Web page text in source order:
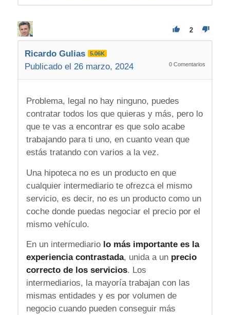
2
Ricardo Gulias 5.06K
Publicado el 26 marzo, 2024 0 Comentarios
Problema, legal no hay ninguno, puedes
contratar todos los que quieras y más, pero lo
que te vas a encontrar es que solo acabe
trabajando para ti uno, en cuanto vean que
estás tratando con varios a la vez.
Una hipoteca no es un producto en que
cualquier intermediario te ofrezca el mismo
servicio, es decir, no es un producto como un
coche donde puedas negociar el precio por el
mismo vehículo.
En un intermediario lo más importante es la
experiencia contrastada, unida a unprecio
correcto de los servicios. Los
intermediarios, la mayoría trabajan con las
mismas entidades y es por volumen de
negocio cuando pueden conseguir más